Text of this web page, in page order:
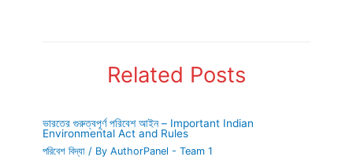
Related Posts
ভারতের গুরুত্বপূর্ণ পরিবেশ আইন – Important Indian
Environmental Act and Rules
পরিবেশ বিদ্যা / ByAuthorPanel - Team 1